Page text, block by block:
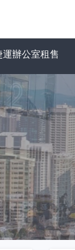
運辦公室租售
力為您找到最適